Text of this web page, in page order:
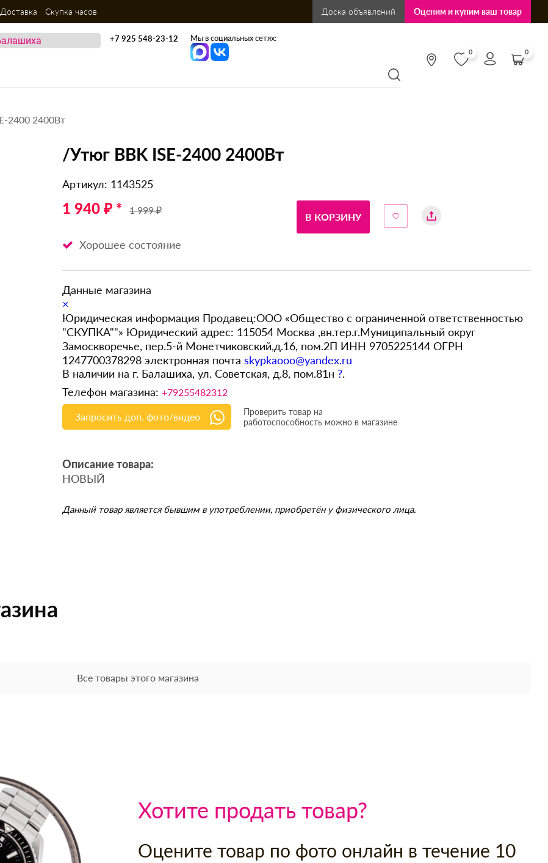
Доставка Скупка часов Доска объявлений Оценим и купим ваш товар
+7 925 548-23-12 Мы в социальных сетях:
0 0
2400 2400Вт
/Утюг BBK ISE-2400 2400Вт
Артикул: 1143525
1 940 ₽ * 1 999 ₽
Хорошее состояние
В КОРЗИНУ
Данные магазина
×
Юридическая информация Продавец:ООО «Общество с ограниченной ответственностью
"СКУПКА""» Юридический адрес: 115054 Москва ,вн.тер.г.Муниципальный округ
Замоскворечье, пер.5-й Монетчиковский,д.16, пом.2П ИНН 9705225144 ОГРН
1247700378298 электронная почта skypkaooo@yandex.ru
В наличии на г. Балашиха, ул. Советская, д.8, пом.81н ?.
Телефон магазина: +79255482312
Запросить доп. фото/видео
Проверить товар на
работоспособность можно в магазине
Описание товара:
НОВЫЙ
Данный товар является бывшим в употреблении, приобретён у физического лица.
Все товары этого магазина
Хотите продать товар?
Оцените товар по фото онлайн в течение 10